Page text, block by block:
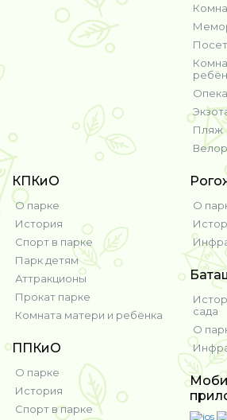
Пляж
КПКиО
О парке
История
Спорт в парке
Парк детям
Аттракционы
Прокат парке
Комната матери и ребёнка
ППКиО
О парке
История
Спорт в парке
О
сада
О